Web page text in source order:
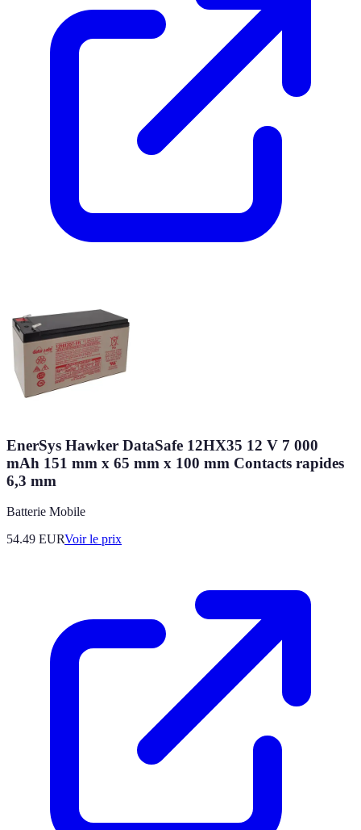
EnerSys Hawker DataSafe 12HX35 12 V 7 000
mAh 151 mm x 65 mm x 100 mm Contacts rapides
6,3 mm
Batterie Mobile
54.49 EURVoir le prix